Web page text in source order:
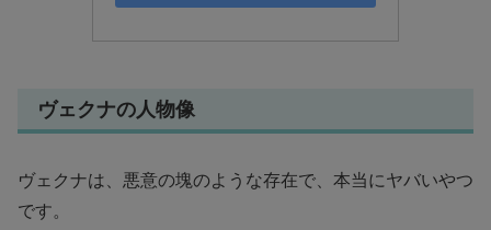
ヴェクナの人物像
ヴェクナは、悪意の塊のような存在で、本当にヤバいやつ
です。